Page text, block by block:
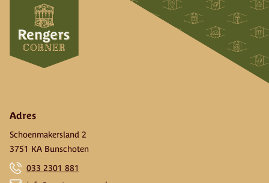
Adres
Schoenmakersland 2
3751 KA Bunschoten
033 2301 881